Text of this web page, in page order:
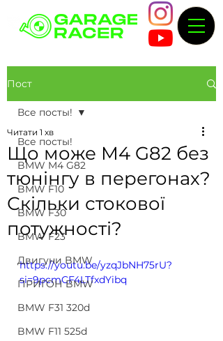
Пост
Все посты!
BMW M4 G82
BMW F10
BMW F30
BMW F23
Двигуни BMW
ПРИГОН BMW
BMW F31 320d
BMW F11 525d
Все посты!
Що може M4 G82 без
тюнінгу в перегонах?
Скільки стокової
потужності?
Читати 1 хв
https://youtu.be/yzqJbNH75rU?
si=9pcmCF4LTfxdYibq